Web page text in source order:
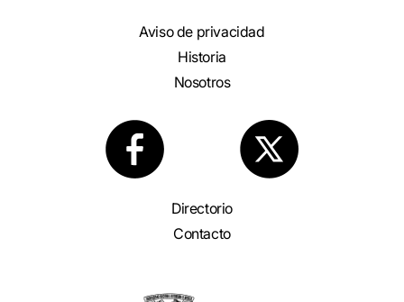
Aviso de privacidad
Historia
Nosotros
Directorio
Contacto